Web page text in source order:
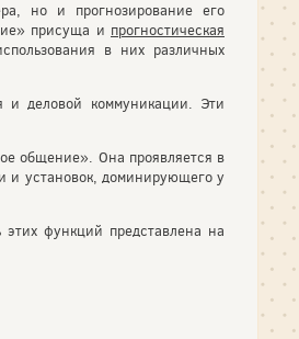
но и прогнозирование его
присуща и прогностическая
в них различных
и деловой коммуникации. Эти
общение». Она проявляется в
и установок, доминирующего у
функций представлена на